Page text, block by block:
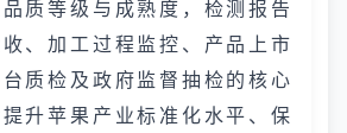
质等级与成熟度，检测报告
、加工过程监控、产品上市
质检及政府监督抽检的核心
升苹果产业标准化水平、保